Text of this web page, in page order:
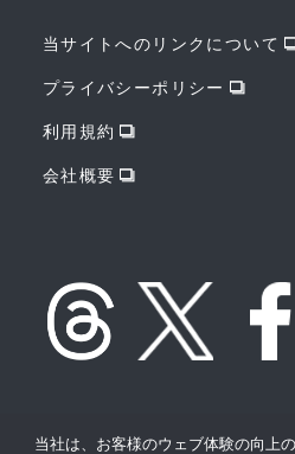
当サイトへのリンクについて
プライバシーポリシー
利用規約
会社概要
当社は、お客様のウェブ体験の向上